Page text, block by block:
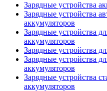
Зарядные устройства
Зарядные устройства
аккумуляторов
Зарядные устройства
аккумуляторов
Зарядные устройства
Зарядные устройства
аккумуляторов
Зарядные устройства
аккумуляторов